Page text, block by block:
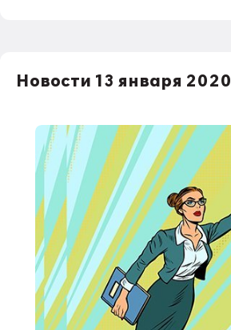
Новости 13 января 2020